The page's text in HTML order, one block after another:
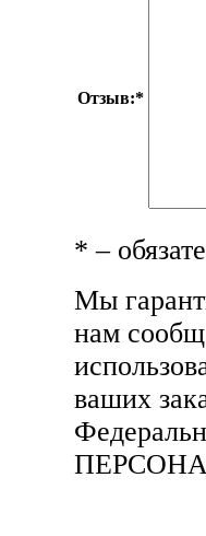
Отзыв:*
* –
Мы
нам
ваших